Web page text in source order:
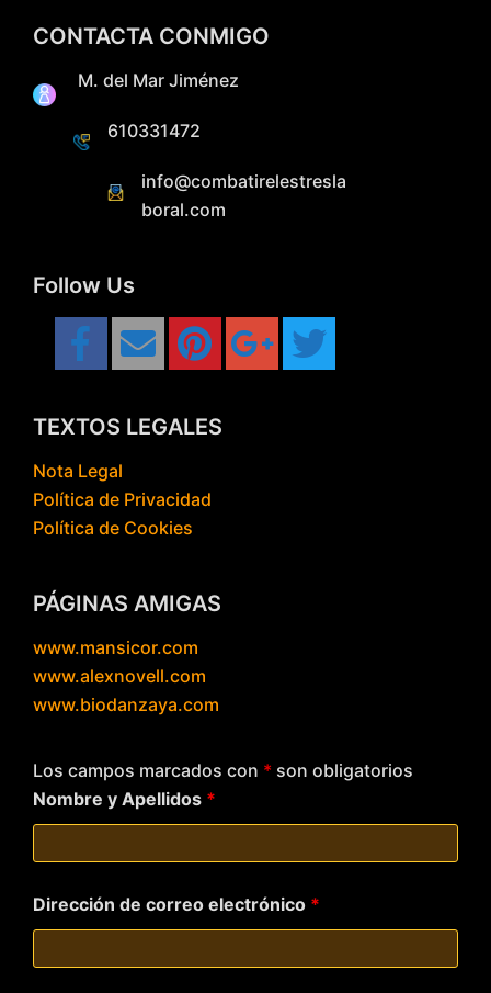
CONTACTA CONMIGO
M. del Mar Jiménez
610331472
info@combatirelestresla
boral.com
Follow Us
TEXTOS LEGALES
Nota Legal
Política de Privacidad
Política de Cookies
PÁGINAS AMIGAS
www.mansicor.com
www.alexnovell.com
www.biodanzaya.com
Los campos marcados con * son obligatorios
Nombre y Apellidos *
Dirección de correo electrónico *